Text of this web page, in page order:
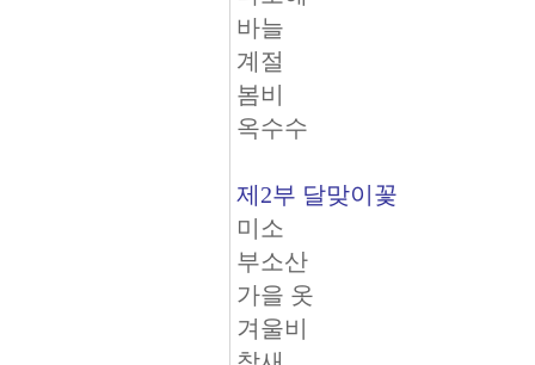
바늘
계절
봄비
옥수수
제2부 달맞이꽃
미소
부소산
가을 옷
겨울비